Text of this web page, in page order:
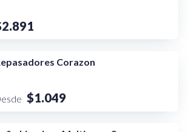
Corazon
$1.049